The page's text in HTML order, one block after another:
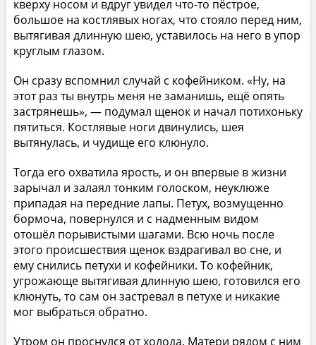
кверху носом и вдруг увидел что-то пёстрое,
большое на костлявых ногах, что стояло перед ним,
вытягивая длинную шею, уставилось на него в упор
круглым глазом.
Он сразу вспомнил случай с кофейником. «Ну, на
этот раз ты внутрь меня не заманишь, ещё опять
застрянешь», — подумал щенок и начал потихоньку
пятиться. Костлявые ноги двинулись, шея
вытянулась, и чудище его клюнуло.
Тогда его охватила ярость, и он впервые в жизни
зарычал и залаял тонким голоском, неуклюже
припадая на передние лапы. Петух, возмущенно
бормоча, повернулся и с надменным видом
отошёл порывистыми шагами. Всю ночь после
этого происшествия щенок вздрагивал во сне, и
ему снились петухи и кофейники. То кофейник,
угрожающе вытягивая длинную шею, готовился его
клюнуть, то сам он застревал в петухе и никакие
мог выбраться обратно.
Утром он проснулся от холода. Матери рядом с ним